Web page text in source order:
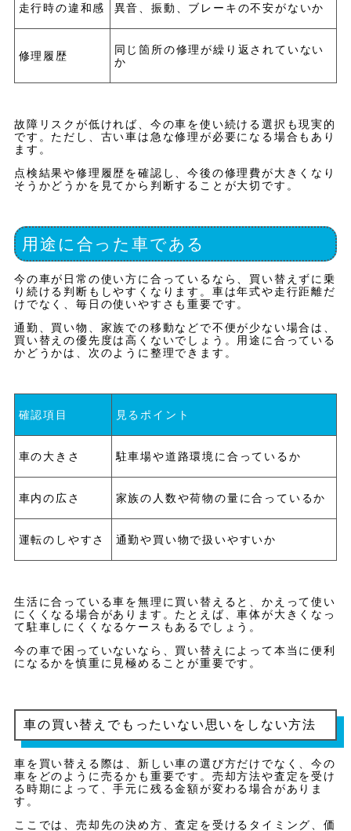
走行時の違和感 異音、振動、ブレーキの不安がないか
修理履歴
同じ箇所の修理が繰り返されていない
か
故障リスクが低ければ、今の車を使い続ける選択も現実的
です。ただし、古い車は急な修理が必要になる場合もあり
ます。
点検結果や修理履歴を確認し、今後の修理費が大きくなり
そうかどうかを見てから判断することが大切です。
用途に合った車である
今の車が日常の使い方に合っているなら、買い替えずに乗
り続ける判断もしやすくなります。車は年式や走行距離だ
けでなく、毎日の使いやすさも重要です。
通勤、買い物、家族での移動などで不便が少ない場合は、
買い替えの優先度は高くないでしょう。用途に合っている
かどうかは、次のように整理できます。
確認項目 見るポイント
車の大きさ 駐車場や道路環境に合っているか
車内の広さ 家族の人数や荷物の量に合っているか
運転のしやすさ 通勤や買い物で扱いやすいか
生活に合っている車を無理に買い替えると、かえって使い
にくくなる場合があります。たとえば、車体が大きくなっ
て駐車しにくくなるケースもあるでしょう。
今の車で困っていないなら、買い替えによって本当に便利
になるかを慎重に見極めることが重要です。
車の買い替えでもったいない思いをしない方法
車を買い替える際は、新しい車の選び方だけでなく、今の
車をどのように売るかも重要です。売却方法や査定を受け
る時期によって、手元に残る金額が変わる場合がありま
す。
ここでは、売却先の決め方、査定を受けるタイミング、価